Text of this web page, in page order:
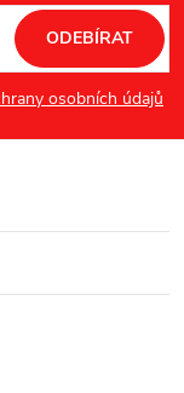
osobních údajů
ODEBÍRAT